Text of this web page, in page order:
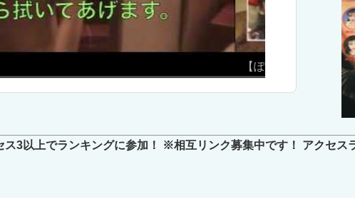
かないＡＶ男優ＶＳ絶対にいかせる男 おね
ス3以上でランキングに参加！ ※相互リンク募集中です！ アクセス